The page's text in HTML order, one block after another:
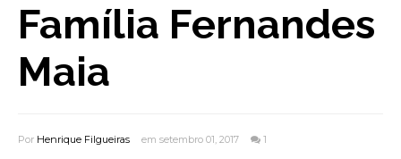
Família Fernandes
Maia
Por Henrique Filgueiras em setembro 01, 2017 1